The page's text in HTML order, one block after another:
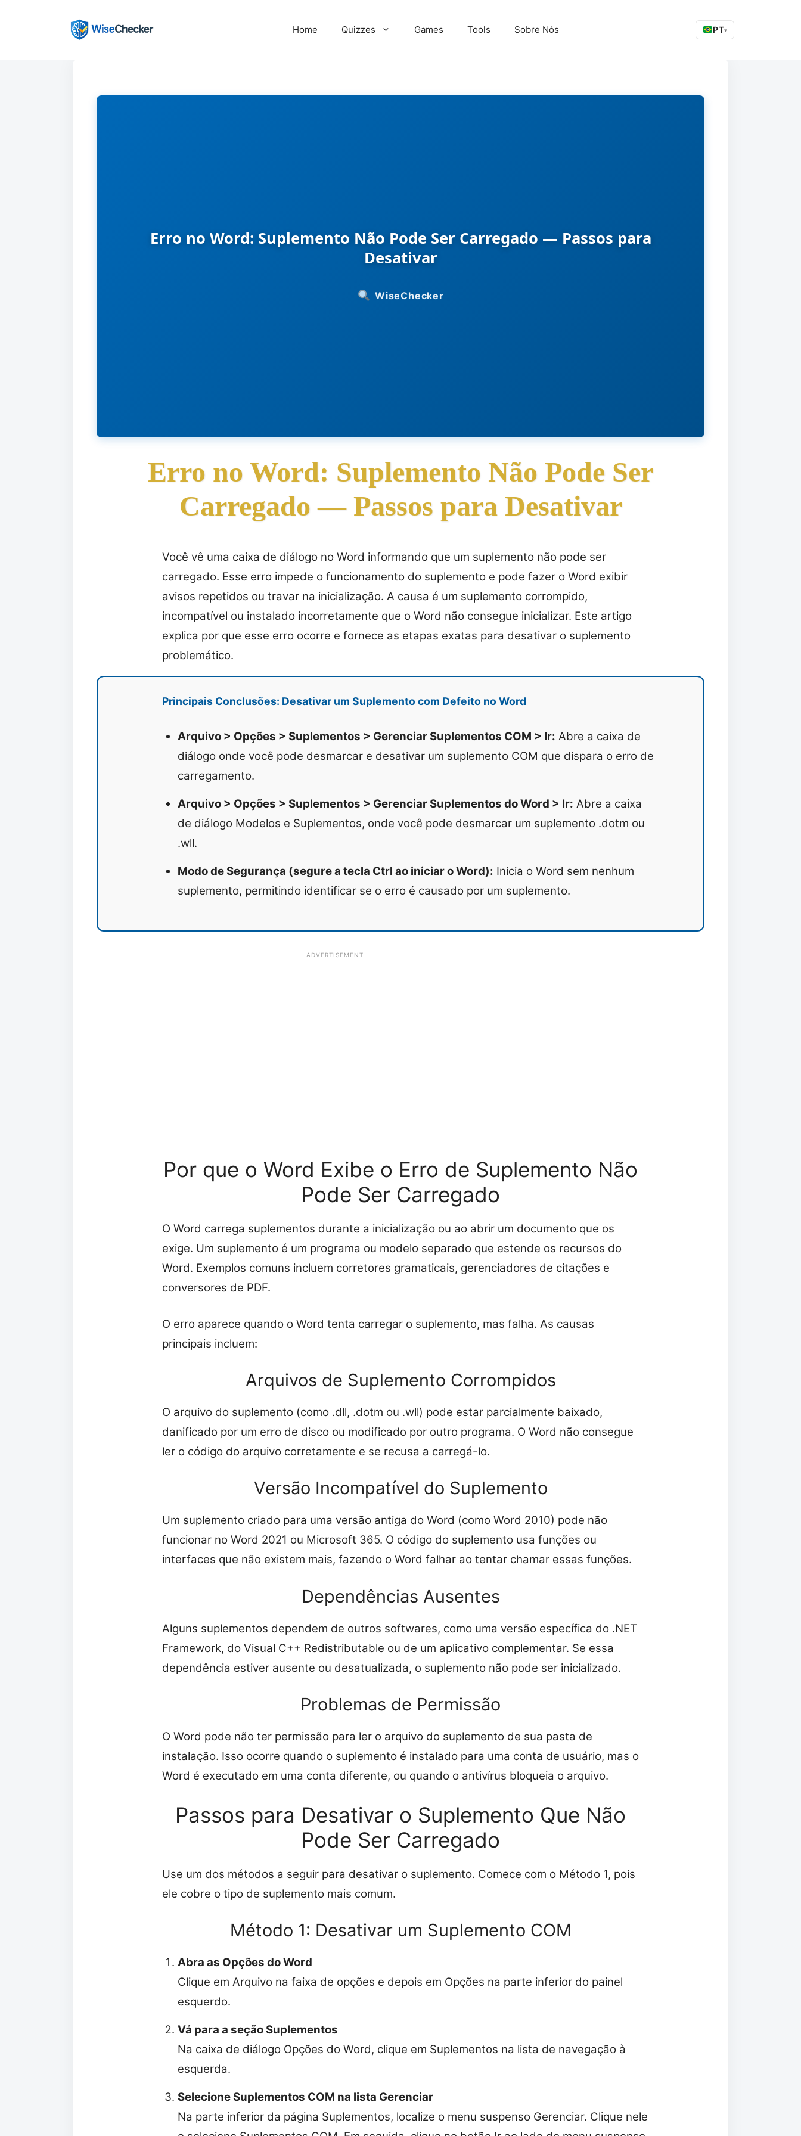
Home Quizzes Games Tools Sobre Nós PT▾
Erro no Word: Suplemento Não Pode Ser Carregado — Passos para
Desativar
WiseChecker
Erro no Word: Suplemento Não Pode Ser
Carregado — Passos para Desativar
Você vê uma caixa de diálogo no Word informando que um suplemento não pode ser
carregado. Esse erro impede o funcionamento do suplemento e pode fazer o Word exibir
avisos repetidos ou travar na inicialização. A causa é um suplemento corrompido,
incompatível ou instalado incorretamente que o Word não consegue inicializar. Este artigo
explica por que esse erro ocorre e fornece as etapas exatas para desativar o suplemento
problemático.
Principais Conclusões: Desativar um Suplemento com Defeito no Word
Arquivo > Opções > Suplementos > Gerenciar Suplementos COM > Ir: Abre a caixa de
diálogo onde você pode desmarcar e desativar um suplemento COM que dispara o erro de
carregamento.
Arquivo > Opções > Suplementos > Gerenciar Suplementos do Word > Ir: Abre a caixa
de diálogo Modelos e Suplementos, onde você pode desmarcar um suplemento .dotm ou
.wll.
Modo de Segurança (segure a tecla Ctrl ao iniciar o Word): Inicia o Word sem nenhum
suplemento, permitindo identificar se o erro é causado por um suplemento.
ADVERTISEMENT
Por que o Word Exibe o Erro de Suplemento Não
Pode Ser Carregado
O Word carrega suplementos durante a inicialização ou ao abrir um documento que os
exige. Um suplemento é um programa ou modelo separado que estende os recursos do
Word. Exemplos comuns incluem corretores gramaticais, gerenciadores de citações e
conversores de PDF.
O erro aparece quando o Word tenta carregar o suplemento, mas falha. As causas
principais incluem:
Arquivos de Suplemento Corrompidos
O arquivo do suplemento (como .dll, .dotm ou .wll) pode estar parcialmente baixado,
danificado por um erro de disco ou modificado por outro programa. O Word não consegue
ler o código do arquivo corretamente e se recusa a carregá-lo.
Versão Incompatível do Suplemento
Um suplemento criado para uma versão antiga do Word (como Word 2010) pode não
funcionar no Word 2021 ou Microsoft 365. O código do suplemento usa funções ou
interfaces que não existem mais, fazendo o Word falhar ao tentar chamar essas funções.
Dependências Ausentes
Alguns suplementos dependem de outros softwares, como uma versão específica do .NET
Framework, do Visual C++ Redistributable ou de um aplicativo complementar. Se essa
dependência estiver ausente ou desatualizada, o suplemento não pode ser inicializado.
Problemas de Permissão
O Word pode não ter permissão para ler o arquivo do suplemento de sua pasta de
instalação. Isso ocorre quando o suplemento é instalado para uma conta de usuário, mas o
Word é executado em uma conta diferente, ou quando o antivírus bloqueia o arquivo.
Passos para Desativar o Suplemento Que Não
Pode Ser Carregado
Use um dos métodos a seguir para desativar o suplemento. Comece com o Método 1, pois
ele cobre o tipo de suplemento mais comum.
Método 1: Desativar um Suplemento COM
Abra as Opções do Word
Clique em Arquivo na faixa de opções e depois em Opções na parte inferior do painel
esquerdo.
Vá para a seção Suplementos
Na caixa de diálogo Opções do Word, clique em Suplementos na lista de navegação à
esquerda.
Selecione Suplementos COM na lista Gerenciar
Na parte inferior da página Suplementos, localize o menu suspenso Gerenciar. Clique nele